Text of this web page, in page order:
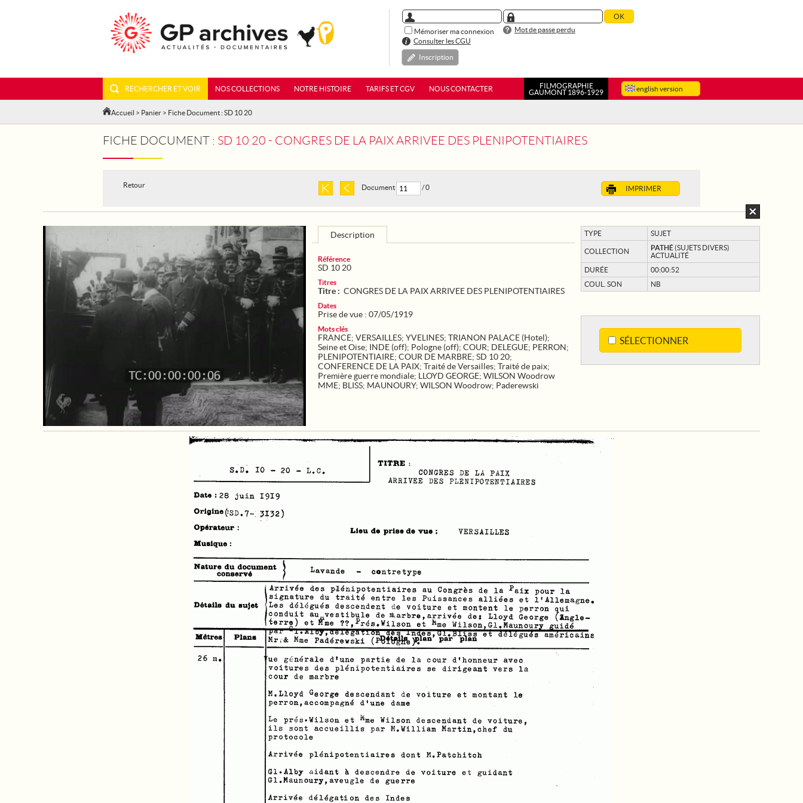
Mémoriser ma connexion
Mot de passe perdu
Consulter les CGU
Inscription
english version
RECHERCHER ET VOIR NOS COLLECTIONS NOTRE HISTOIRE TARIFS ET CGV NOUS CONTACTER
FILMOGRAPHIE
GAUMONT 1896-1929
Accueil > Panier > Fiche Document : SD 10 20
FICHE DOCUMENT : SD 10 20 - CONGRES DE LA PAIX ARRIVEE DES PLENIPOTENTIAIRES
Retour IMPRIMER
Document / 0
TYPE SUJET
COLLECTION PATHÉ(SUJETS DIVERS)
ACTUALITÉ
DURÉE
00:00:52
COUL. SON
NB
SÉLECTIONNER
Description
Référence
SD 10 20
Titres
Titre : CONGRES DE LA PAIX ARRIVEE DES PLENIPOTENTIAIRES
Dates
Prise de vue : 07/05/1919
Mots clés
FRANCE; VERSAILLES; YVELINES; TRIANON PALACE (Hotel);
Seine et Oise; INDE (off); Pologne (off); COUR; DELEGUE; PERRON;
PLENIPOTENTIAIRE; COUR DE MARBRE; SD 10 20;
CONFERENCE DE LA PAIX; Traité de Versailles; Traité de paix;
Première guerre mondiale; LLOYD GEORGE; WILSON Woodrow
MME; BLISS; MAUNOURY; WILSON Woodrow; Paderewski